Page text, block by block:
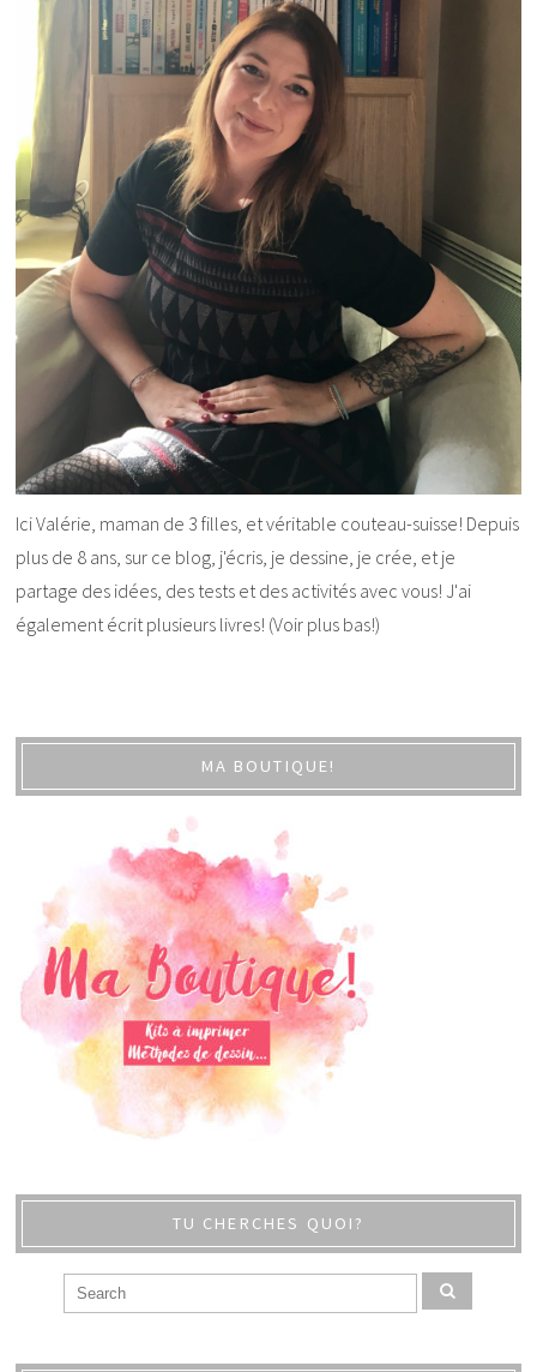
Ici Valérie, maman de 3 filles, et véritable couteau-suisse! Depuis
plus de 8 ans, sur ce blog, j'écris, je dessine, je crée, et je
partage des idées, des tests et des activités avec vous! J'ai
également écrit plusieurs livres! (Voir plus bas!)
MA BOUTIQUE!
TU CHERCHES QUOI?